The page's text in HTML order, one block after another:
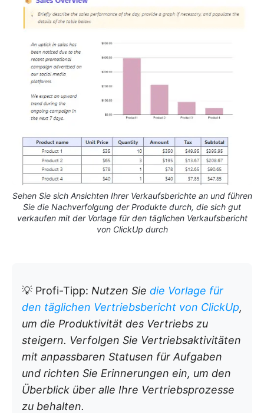
Sehen Sie sich Ansichten Ihrer Verkaufsberichte an und führen
Sie die Nachverfolgung der Produkte durch, die sich gut
verkaufen mit der Vorlage für den täglichen Verkaufsbericht
von ClickUp durch
💡 Profi-Tipp: Nutzen Sie die Vorlage für
den täglichen Vertriebsbericht von ClickUp,
um die Produktivität des Vertriebs zu
steigern. Verfolgen Sie Vertriebsaktivitäten
mit anpassbaren Statusen für Aufgaben
und richten Sie Erinnerungen ein, um den
Überblick über alle Ihre Vertriebsprozesse
zu behalten.